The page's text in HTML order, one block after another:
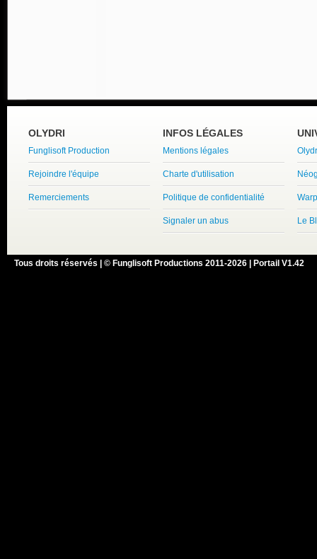
OLYDRI
Funglisoft Production
Rejoindre l'équipe
Remerciements
INFOS LÉGALES
Mentions légales
Charte d'utilisation
Politique de confidentialité
Signaler un abus Le
Tous droits réservés | © Funglisoft Productions 2011-2026 | Portail V1.42